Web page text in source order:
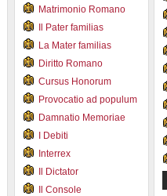
Matrimonio Romano
Il Pater familias
La Mater familias
Diritto Romano
Cursus Honorum
Provocatio ad populum
Damnatio Memoriae
I Debiti
Interrex
Il Dictator
Il Console